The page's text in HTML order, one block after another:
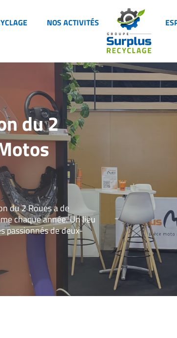
NOS ACTIVITÉS
du 2
du 2 Roues a de
chaque année. Un lieu
passionnés de deux-